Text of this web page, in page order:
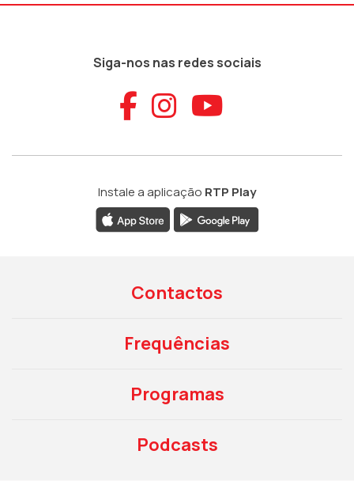
Siga-nos nas redes sociais
Aceder ao
Aceder ao
Aceder
Instale a aplicação RTP Play
Contactos
Frequências
Programas
Podcasts